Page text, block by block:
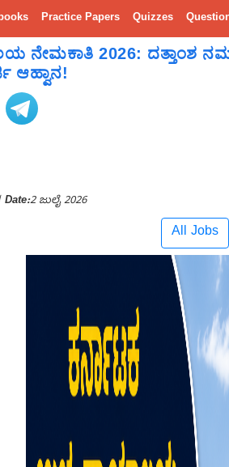
Practice Papers Quizzes
ನೇಮಕಾತಿ 2026: ದತ್ತಾಂಶ
ಆಹ್ವಾನ!
Date:2 ಜುಲೈ 2026
All Jobs